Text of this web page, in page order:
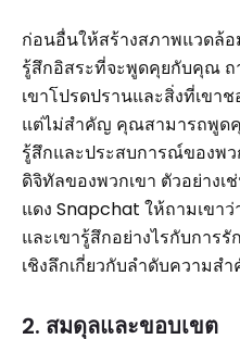
ก่อนอื่นให้สร้างสภาพแวดล้
รู้สึกอิสระที่จะพูดคุยกับคุณ ถ
เขาโปรดปรานและสิ่งที่เขา
แต่ไม่สำคัญ คุณสามารถพูดคุ
รู้สึกและประสบการณ์ของพ
ดิจิทัลของพวกเขา ตัวอย่าง
แดง Snapchat ให้ถามเขา
และเขารู้สึกอย่างไรกับการ
เชิงลึกเกี่ยวกับลำดับความส
2. สมดุลและขอบเขต